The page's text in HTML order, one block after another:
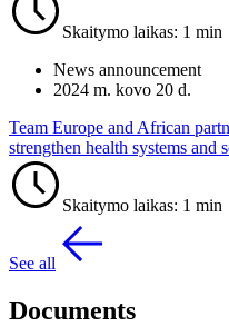
Skaitymo laikas: 1 min
News announcement
2024 m. kovo 20 d.
Team Europe and African
strengthen health systems
Skaitymo laikas: 1 min
See all
Documents